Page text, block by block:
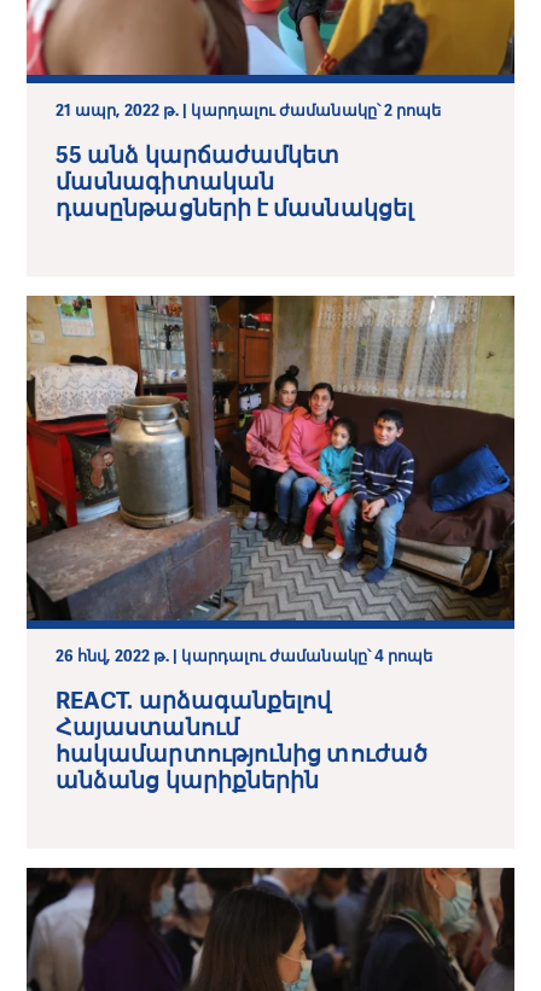
21 ապր, 2022 թ. | կարդալու ժամանակը՝ 2 րոպե
55 անձ կարճաժամկետ
մասնագիտական
դասընթացների է մասնակցել
26 հնվ, 2022 թ. | կարդալու ժամանակը՝ 4 րոպե
REACT. արձագանքելով
Հայաստանում
հակամարտությունից տուժած
անձանց կարիքներին